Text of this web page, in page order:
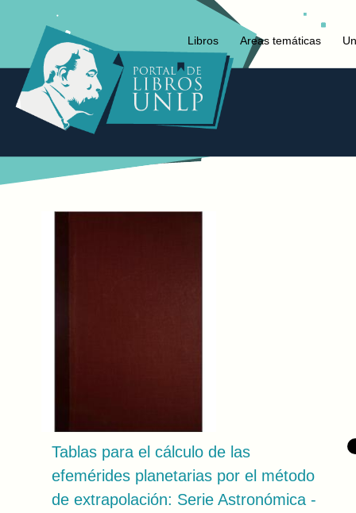
Libros Areas temáticas
Tablas para el cálculo de las
efemérides planetarias por el método
de extrapolación: Serie Astronómica -